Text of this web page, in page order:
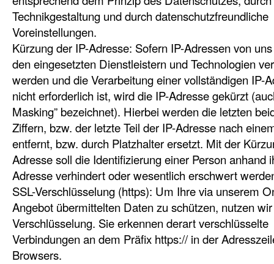
Technikgestaltung und durch datenschutzfreundliche
Voreinstellungen.
Kürzung der IP-Adresse: Sofern IP-Adressen von
den eingesetzten Dienstleistern und Technologien
werden und die Verarbeitung einer vollständigen IP-
nicht erforderlich ist, wird die IP-Adresse gekürzt
Masking” bezeichnet). Hierbei werden die letzten
Ziffern, bzw. der letzte Teil der IP-Adresse nach
entfernt, bzw. durch Platzhalter ersetzt. Mit der
Adresse soll die Identifizierung einer Person anhand
Adresse verhindert oder wesentlich erschwert
SSL-Verschlüsselung (https): Um Ihre via unserem
Angebot übermittelten Daten zu schützen, nutzen
Verschlüsselung. Sie erkennen derart verschlüsselte
Verbindungen an dem Präfix https:// in der
Browsers.